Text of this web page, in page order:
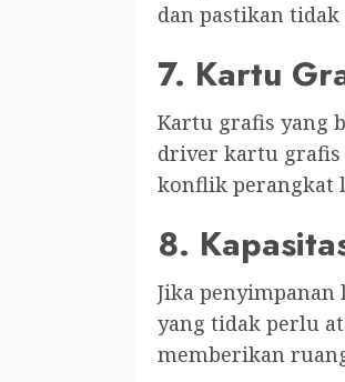
dan pastikan
7. Kartu
Kartu grafis yang
driver kartu grafis
konflik perangkat
8.
Jika
yang tidak perlu
memberikan